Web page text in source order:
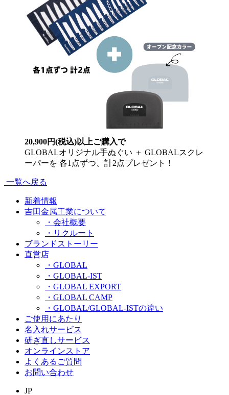
20,900円(税込)以上ご購入で
GLOBALオリジナル手ぬぐい ＋ GLOBALスクレ
ーパーを 各1点ずつ、計2点プレゼント！
一覧へ戻る
新着情報
吉田金属工業について
・会社概要
・リクルート
ブランドストーリー
直営店
・GLOBAL
・GLOBAL-IST
・GLOBAL EXPORT
・GLOBAL CAMP
・GLOBAL/GLOBAL-ISTの違い
ご使用にあたり
名入れサービス
研ぎ直しサービス
オンラインストア
よくあるご質問
お問い合わせ
JP